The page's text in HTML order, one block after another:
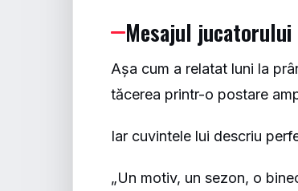
Mesajul
Așa cum a relatat luni la
tăcerea printr-o postare
Iar cuvintele lui descriu
„Un motiv, un sezon, o